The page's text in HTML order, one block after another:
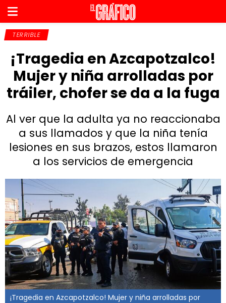
TERRIBLE
¡Tragedia en Azcapotzalco!
Mujer y niña arrolladas por
tráiler, chofer se da a la fuga
Al ver que la adulta ya no reaccionaba
a sus llamados y que la niña tenía
lesiones en sus brazos, estos llamaron
a los servicios de emergencia
¡Tragedia en Azcapotzalco! Mujer y niña arrolladas por